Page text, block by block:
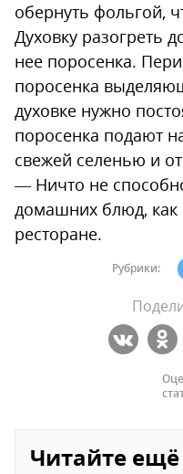
обернуть фольгой,
Духовку разогреть
нее поросенка.
поросенка
духовке нужно
поросенка подают
свежей селенью и
— Ничто не
домашних блюд, как
ресторане.
Рубрики:
Читайте ещё